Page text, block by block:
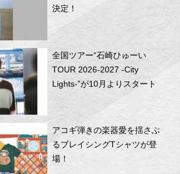
決定！
全国ツアー“石崎ひゅーい
TOUR 2026-2027 -City
Lights-”が10月よりスタート
アコギ弾きの楽器愛を揺さぶ
るブレイシングTシャツが登
場！